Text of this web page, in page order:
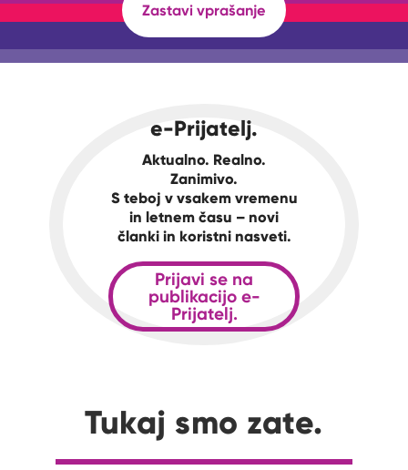
Zastavi vprašanje
e-Prijatelj.
Aktualno. Realno.
Zanimivo.
S teboj v vsakem vremenu
in letnem času – novi
članki in koristni nasveti.
Prijavi se na
publikacijo e-
Prijatelj.
Tukaj smo zate.